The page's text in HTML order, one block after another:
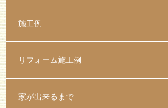
施工例
リフォーム施工例
家が出来るまで